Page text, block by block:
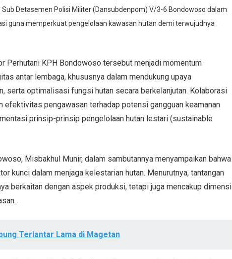
Detasemen Polisi Militer (Dansubdenpom) V/3-6 Bondowoso dalam
guna memperkuat pengelolaan kawasan hutan demi terwujudnya
Perhutani KPH Bondowoso tersebut menjadi momentum
antar lembaga, khususnya dalam mendukung upaya
serta optimalisasi fungsi hutan secara berkelanjutan. Kolaborasi
efektivitas pengawasan terhadap potensi gangguan keamanan
prinsip-prinsip pengelolaan hutan lestari (sustainable
Misbakhul Munir, dalam sambutannya menyampaikan bahwa
kunci dalam menjaga kelestarian hutan. Menurutnya, tantangan
berkaitan dengan aspek produksi, tetapi juga mencakup dimensi
Terlantar Lama di Magetan